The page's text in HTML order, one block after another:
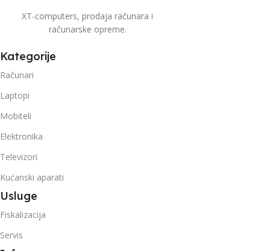
XT-computers, prodaja računara i
računarske opreme.
Kategorije
Računari
Laptopi
Mobiteli
Elektronika
Televizori
Kućanski aparati
Usluge
Fiskalizacija
Servis